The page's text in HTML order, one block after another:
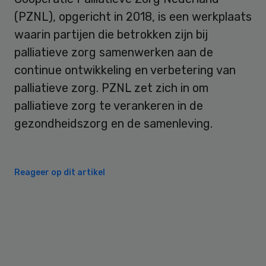
(PZNL), opgericht in 2018, is een werkplaats
waarin partijen die betrokken zijn bij
palliatieve zorg samenwerken aan de
continue ontwikkeling en verbetering van
palliatieve zorg. PZNL zet zich in om
palliatieve zorg te verankeren in de
gezondheidszorg en de samenleving.
Reageer op dit artikel